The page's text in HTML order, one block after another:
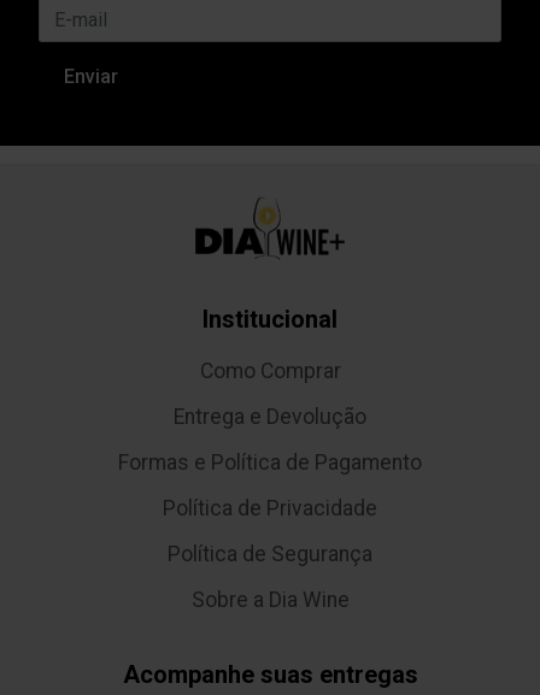
Institucional
Como Comprar
Entrega e Devolução
Formas e Política de Pagamento
Política de Privacidade
Política de Segurança
Sobre a Dia Wine
Acompanhe suas entregas